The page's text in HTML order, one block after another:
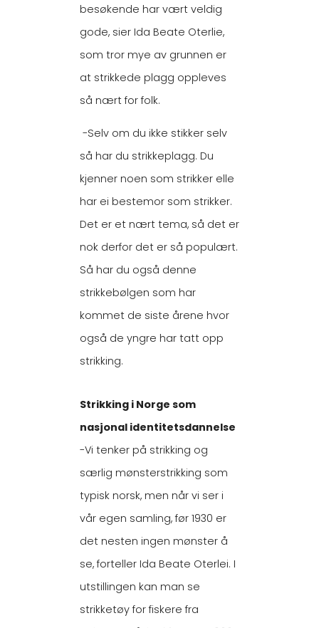
besøkende har vært veldig
gode, sier Ida Beate Oterlie,
som tror mye av grunnen er
at strikkede plagg oppleves
så nært for folk.
-Selv om du ikke stikker selv
så har du strikkeplagg. Du
kjenner noen som strikker elle
har ei bestemor som strikker.
Det er et nært tema, så det er
nok derfor det er så populært.
Så har du også denne
strikkebølgen som har
kommet de siste årene hvor
også de yngre har tatt opp
strikking.
Strikking i Norge som
nasjonal identitetsdannelse
-Vi tenker på strikking og
særlig mønsterstrikking som
typisk norsk, men når vi ser i
vår egen samling, før 1930 er
det nesten ingen mønster å
se, forteller Ida Beate Oterlei. I
utstillingen kan man se
strikketøy for fiskere fra